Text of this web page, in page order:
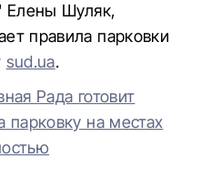
Елены Шуляк,
правила парковки
sud.ua.
Рада готовит
парковку на местах